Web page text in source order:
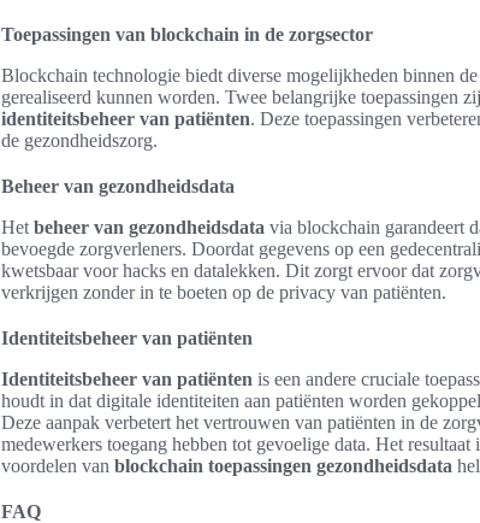
Toepassingen van blockchain in de zorgsector
Blockchain technologie biedt diverse mogelijkheden binnen
gerealiseerd kunnen worden. Twee belangrijke toepassingen
identiteitsbeheer van patiënten. Deze toepassingen
de gezondheidszorg.
Beheer van gezondheidsdata
Het beheer van gezondheidsdata via blockchain garandeert
bevoegde zorgverleners. Doordat gegevens op een
kwetsbaar voor hacks en datalekken. Dit zorgt ervoor dat
verkrijgen zonder in te boeten op de privacy van patiënten.
Identiteitsbeheer van patiënten
Identiteitsbeheer van patiënten is een andere cruciale
houdt in dat digitale identiteiten aan patiënten worden
Deze aanpak verbetert het vertrouwen van patiënten in de
medewerkers toegang hebben tot gevoelige data. Het
voordelen van blockchain toepassingen gezondheidsdata
FAQ